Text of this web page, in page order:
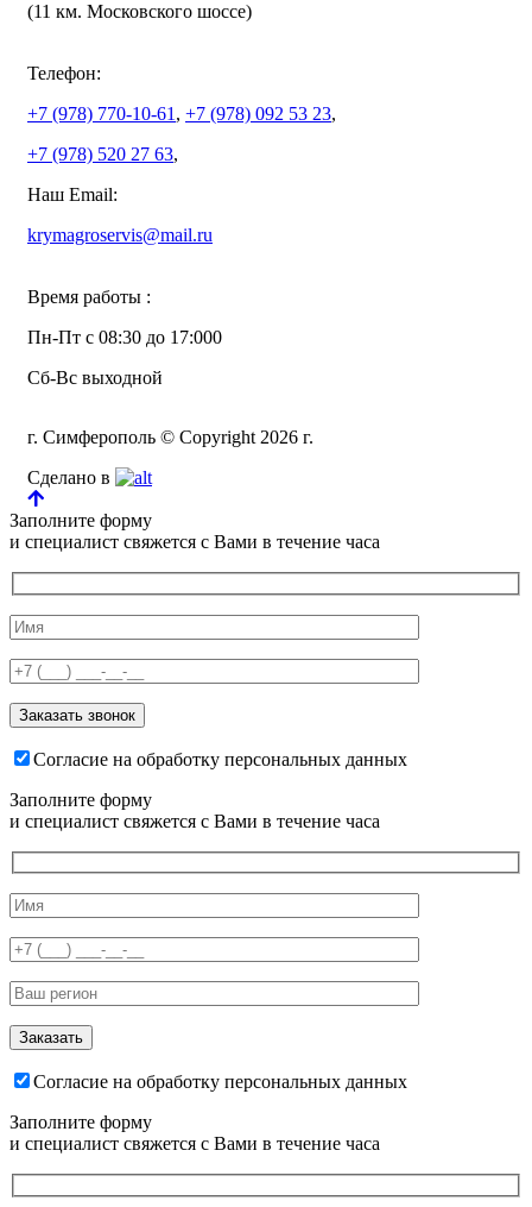
(11 км. Московского шоссе)
Телефон:
+7 (978) 770-10-61 , +7 (978) 092 53 23,
+7 (978) 520 27 63,
Наш Email:
krymagroservis@mail.ru
Время работы :
Пн-Пт с 08:30 до 17:000
Сб-Вс выходной
г. Симферополь © Copyright 2026 г.
Сделано в
Заполните форму
и специалист свяжется с Вами в течение часа
Согласие на обработку персональных данных
Заполните форму
и специалист свяжется с Вами в течение часа
Согласие на обработку персональных данных
Заполните форму
и специалист свяжется с Вами в течение часа